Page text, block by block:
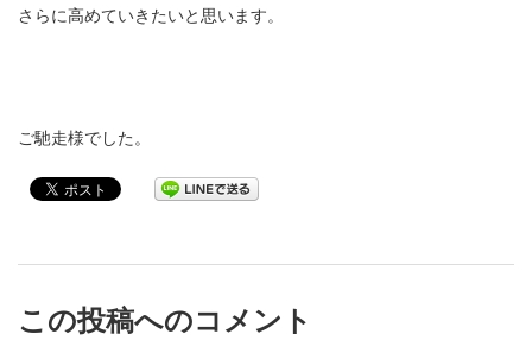
さらに高めていきたいと思います。
ご馳走様でした。
この投稿へのコメント